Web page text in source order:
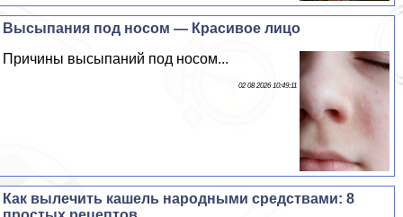
Высыпания под носом — Красивое лицо
Причины высыпаний под носом...
02 08 2026 10:49:11
Как вылечить кашель народными средствами: 8